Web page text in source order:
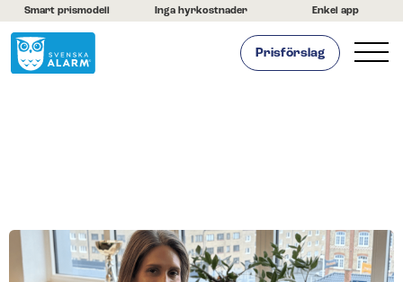
Smart prismodell Inga hyrkostnader Enkel app
Prisförslag